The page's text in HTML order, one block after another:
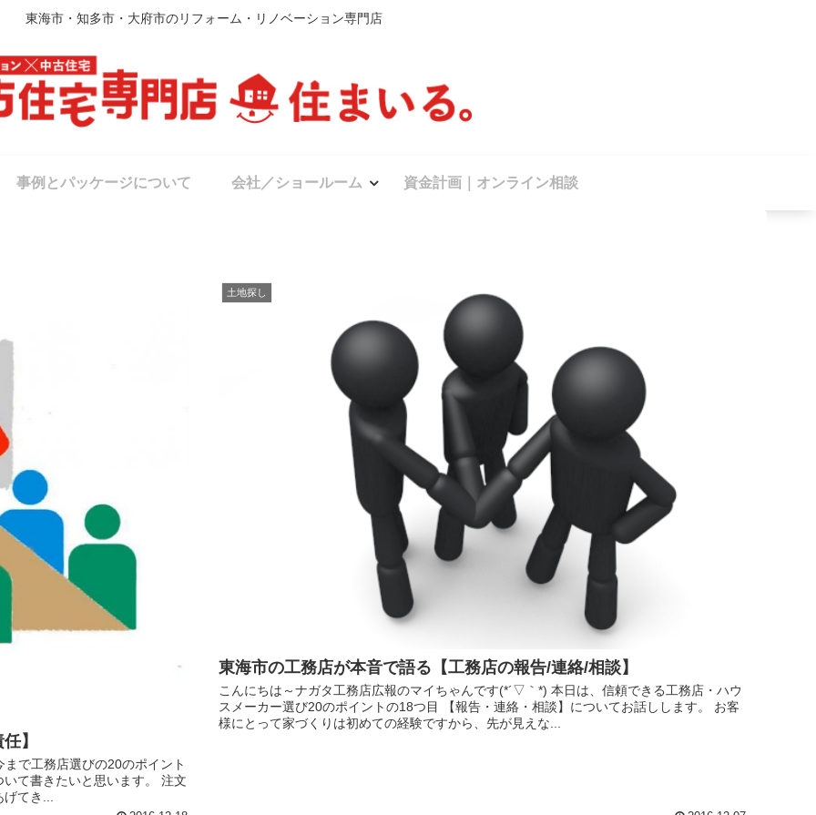
東海市・知多市・大府市のリフォーム・リノベーション専門店
事例とパッケージについて 会社／ショールーム 資金計画｜オンライン相談
】
で工務店選びの20のポイント
て書きたいと思います。 注文
てき...
土地探し
東海市の工務店が本音で語る【工務店の報告/連絡/相談】
こんにちは～ナガタ工務店広報のマイちゃんです(*´▽｀*) 本日は、信頼できる工務店・ハウ
スメーカー選び20のポイントの18つ目 【報告・連絡・相談】についてお話しします。 お客
様にとって家づくりは初めての経験ですから、先が見えな...